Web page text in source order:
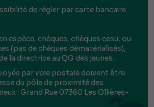
de régler par carte bancaire
espèce, chèques, chèques cesu, ou
(pas de chèques dématérialisés),
la directrice au QG des jeunes.
par voie postale doivent être
du pôle de proximité des
: Grand Rue 07360 Les Ollières-